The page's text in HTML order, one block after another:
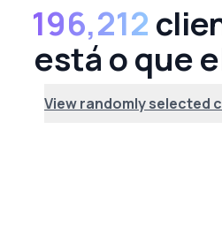
196,212
está o que
View randomly selected